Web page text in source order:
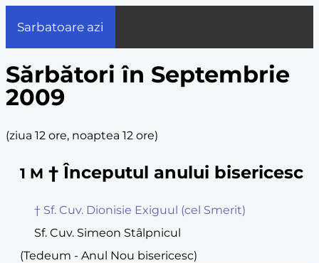
Sarbatoare azi
Sărbători în Septembrie
2009
(ziua 12 ore, noaptea 12 ore)
1 M † Începutul anului bisericesc
† Sf. Cuv. Dionisie Exiguul (cel Smerit)
Sf. Cuv. Simeon Stâlpnicul
(Tedeum - Anul Nou bisericesc)